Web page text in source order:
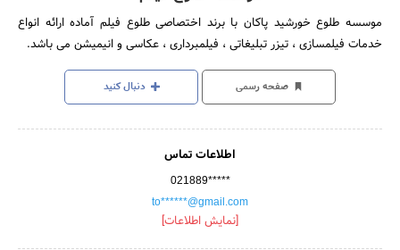
موسسه طلوع خورشید پاکان با برند اختصاصی طلوع فیلم آماده ارائه انواع
خدمات فیلمسازی ، تیزر تبلیغاتی ، فیلمبرداری ، عکاسی و انیمیشن می باشد.
صفحه رسمی دنبال کنید
اطلاعات تماس
021889*****
to******@gmail.com
[نمایش اطلاعات]